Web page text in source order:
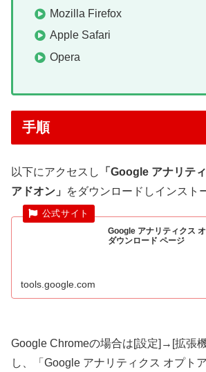
Mozilla Firefox
Apple Safari
Opera
手順
以下にアクセスし
「Google アナリテ
アドオン」
をダウンロードしインスト
Google アナリティクス
ダウンロード ページ
tools.google.com
Google Chromeの場合は[設定]→[拡張
し、「Google アナリティクス オプト